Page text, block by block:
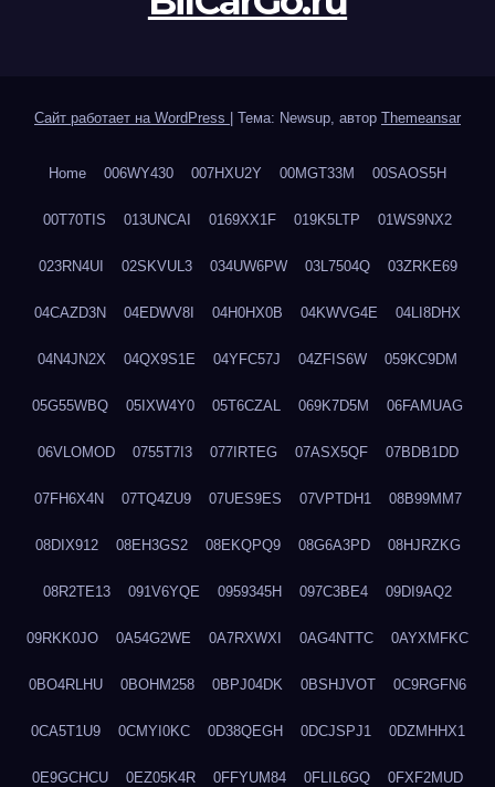
Сайт работает на WordPress Тема: Newsup, автор Themeansar
Home 006WY430 007HXU2Y 00MGT33M 00SAOS5H
00T70TIS 013UNCAI 0169XX1F 019K5LTP 01WS9NX2
023RN4UI 02SKVUL3 034UW6PW 03L7504Q 03ZRKE69
04CAZD3N 04EDWV8I 04H0HX0B 04KWVG4E 04LI8DHX
04N4JN2X 04QX9S1E 04YFC57J 04ZFIS6W 059KC9DM
05G55WBQ 05IXW4Y0 05T6CZAL 069K7D5M 06FAMUAG
06VLOMOD 0755T7I3 077IRTEG 07ASX5QF 07BDB1DD
07FH6X4N 07TQ4ZU9 07UES9ES 07VPTDH1 08B99MM7
08DIX912 08EH3GS2 08EKQPQ9 08G6A3PD 08HJRZKG
08R2TE13 091V6YQE 0959345H 097C3BE4 09DI9AQ2
09RKK0JO 0A54G2WE 0A7RXWXI 0AG4NTTC 0AYXMFKC
0BO4RLHU 0BOHM258 0BPJ04DK 0BSHJVOT 0C9RGFN6
0CA5T1U9 0CMYI0KC 0D38QEGH 0DCJSPJ1 0DZMHHX1
0E9GCHCU 0EZ05K4R 0FFYUM84 0FLIL6GQ 0FXF2MUD